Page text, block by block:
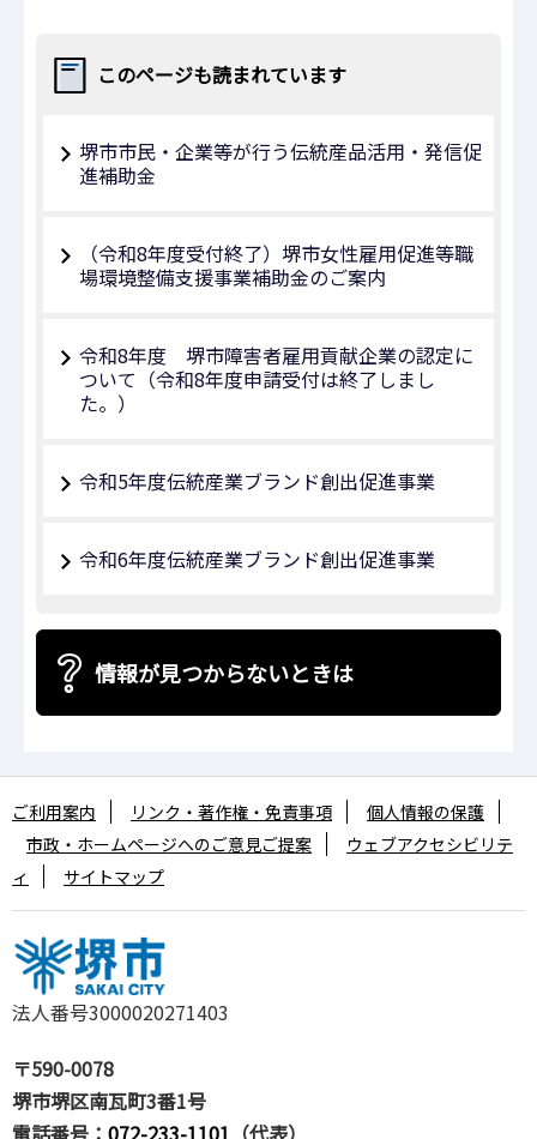
このページも読まれています
堺市市民・企業等が行う伝統産品活用・発信促
進補助金
（令和8年度受付終了）堺市女性雇用促進等職
場環境整備支援事業補助金のご案内
令和8年度 堺市障害者雇用貢献企業の認定に
ついて（令和8年度申請受付は終了しまし
た。）
令和5年度伝統産業ブランド創出促進事業
令和6年度伝統産業ブランド創出促進事業
情報が見つからないときは
法人番号3000020271403
〒590-0078
堺市堺区南瓦町3番1号
電話番号： 072-233-1101 （代表）
ご利用案内 リンク・著作権・免責事項
個人情報の保護
市政・ホームページへのご意見ご提案
ウェブアクセシビリテ
ィ
サイトマップ